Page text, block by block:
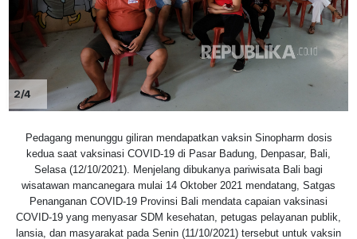
2/4
Pedagang menunggu giliran mendapatkan vaksin Sinopharm dosis
kedua saat vaksinasi COVID-19 di Pasar Badung, Denpasar, Bali,
Selasa (12/10/2021). Menjelang dibukanya pariwisata Bali bagi
wisatawan mancanegara mulai 14 Oktober 2021 mendatang, Satgas
Penanganan COVID-19 Provinsi Bali mendata capaian vaksinasi
COVID-19 yang menyasar SDM kesehatan, petugas pelayanan publik,
lansia, dan masyarakat pada Senin (11/10/2021) tersebut untuk vaksin